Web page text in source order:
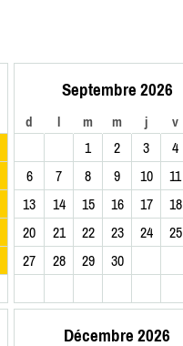
Septembre 2026
d l m m j v
1 2 3 4
6
7 8 9 10 11
13
14 15 16 17 18
20
21 22 23 24 25
27
28 29 30
Décembre 2026